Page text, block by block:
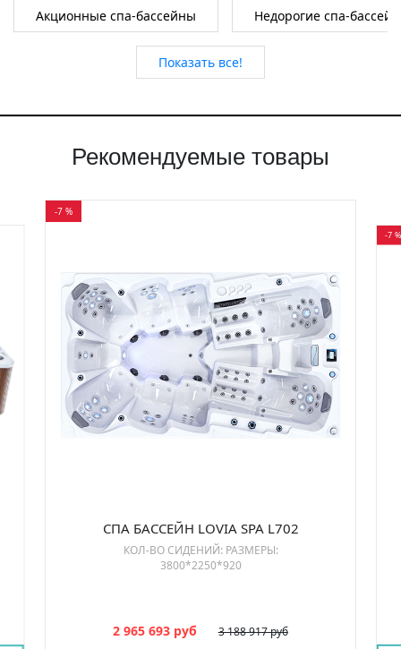
Акционные спа-бассейны Недорогие спа-
Показать все!
Рекомендуемые товары
-7 %
СПА БАССЕЙН LOVIA SPA L702
КОЛ-ВО СИДЕНИЙ: РАЗМЕРЫ:
3800*2250*920
3 188 917 руб
2 965 693 руб
-7 %